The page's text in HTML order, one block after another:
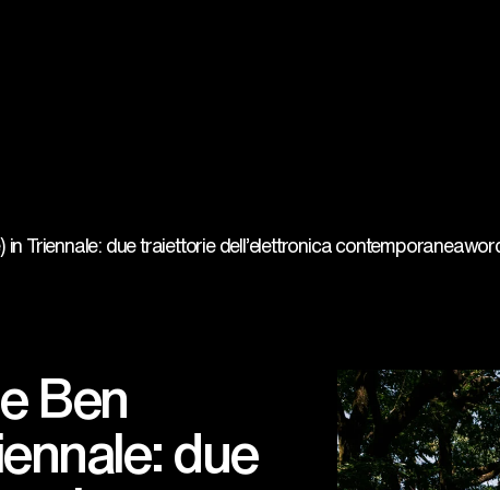
Triennale: due traiettorie dell’elettronica contemporanea
Ben
due